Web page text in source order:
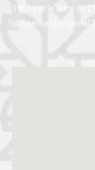
1989 par le dahir nᵒ
classement régional